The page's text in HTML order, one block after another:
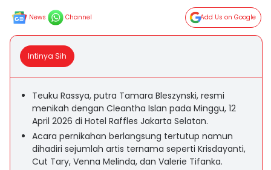
News Channel Add Us on Google
Intinya Sih
Teuku Rassya, putra Tamara Bleszynski, resmi
menikah dengan Cleantha Islan pada Minggu, 12
April 2026 di Hotel Raffles Jakarta Selatan.
Acara pernikahan berlangsung tertutup namun
dihadiri sejumlah artis ternama seperti Krisdayanti,
Cut Tary, Venna Melinda, dan Valerie Tifanka.